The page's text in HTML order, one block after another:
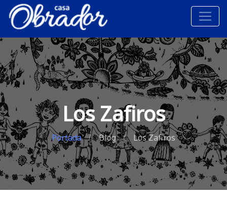
Los Zafiros
Portada Blog Los Zafiros